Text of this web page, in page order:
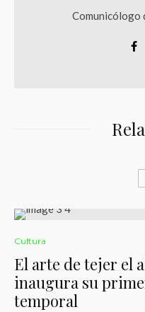
Comunicólogo
Cultura
El arte de tejer el
inaugura su
temporal